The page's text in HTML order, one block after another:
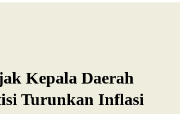
Kepala Daerah
Turunkan Inflasi